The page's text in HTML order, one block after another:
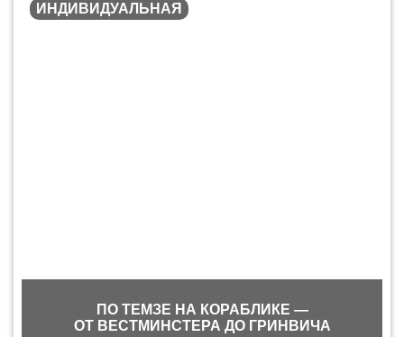
ИНДИВИДУАЛЬНАЯ
ПО ТЕМЗЕ НА КОРАБЛИКЕ —
ОТ ВЕСТМИНСТЕРА ДО ГРИНВИЧА